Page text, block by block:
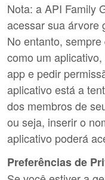
Nota: a API Family
acessar sua árvore
No entanto,
como um
app e pedir
aplicativo está a
dos membros de
ou seja, inserir o
aplicativo poderá
Preferências de